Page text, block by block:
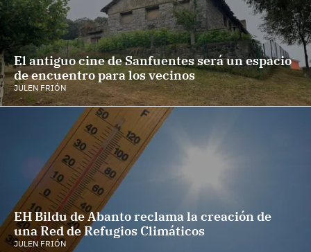
El antiguo cine de Sanfuentes será un espacio
de encuentro para los vecinos
JULEN FRIÓN
EH Bildu de Abanto reclama la creación de
una Red de Refugios Climáticos
JULEN FRIÓN